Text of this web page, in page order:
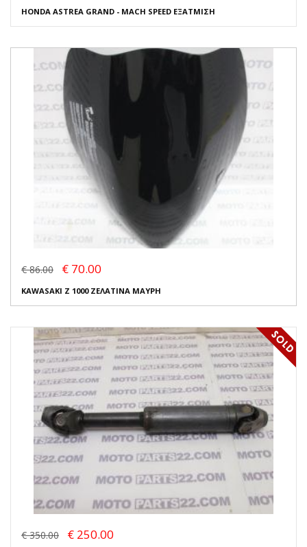
HONDA ASTREA GRAND - MACH SPEED ΕΞΑΤΜΙΣΗ
€ 86.00 € 70.00
KAWASAKI Z 1000 ΖΕΛΑΤΙΝΑ ΜΑΥΡΗ
€ 350.00 € 250.00